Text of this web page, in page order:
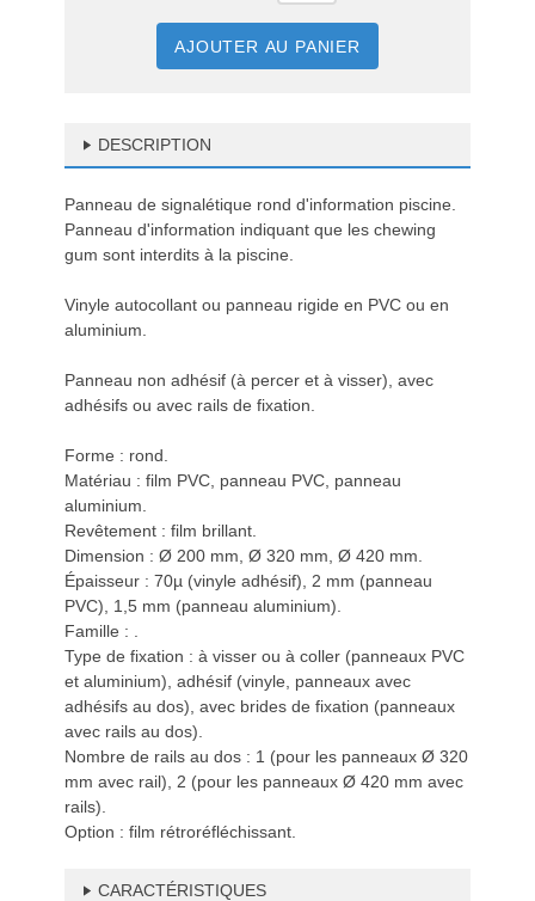
AJOUTER AU PANIER
DESCRIPTION
Panneau de signalétique rond d'information piscine.
Panneau d'information indiquant que les chewing
gum sont interdits à la piscine.
Vinyle autocollant ou panneau rigide en PVC ou en
aluminium.
Panneau non adhésif (à percer et à visser), avec
adhésifs ou avec rails de fixation.
Forme : rond.
Matériau : film PVC, panneau PVC, panneau
aluminium.
Revêtement : film brillant.
Dimension : Ø 200 mm, Ø 320 mm, Ø 420 mm.
Épaisseur : 70µ (vinyle adhésif), 2 mm (panneau
PVC), 1,5 mm (panneau aluminium).
Famille : .
Type de fixation : à visser ou à coller (panneaux PVC
et aluminium), adhésif (vinyle, panneaux avec
adhésifs au dos), avec brides de fixation (panneaux
avec rails au dos).
Nombre de rails au dos : 1 (pour les panneaux Ø 320
mm avec rail), 2 (pour les panneaux Ø 420 mm avec
rails).
Option : film rétroréfléchissant.
CARACTÉRISTIQUES